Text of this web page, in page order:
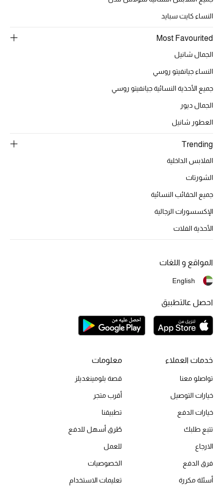
النساء كايت سبايد
Most Favourited
الجمال شانيل
النساء جيانفيتو روسي
جميع الأحذية النسائية جيانفيتو روسي
الجمال ديور
العطور شانيل
Trending
الملابس الداخلية
الشورتات
جميع الحقائب النسائية
الإكسسورات الرجالية
الأحذية الفلات
خدمات العملاء
تواصلو معنا
خيارات التوصيل
خيارات الدفع
تتبع طلبك
الارجاع
فرق الدفع
أسئلة مكررة
معلومات
قصة بلومينغديلز
أقرب متجر
تطبيقنا
طُرق أسهل للدفع
للعمل
الخصوصيات
تعليمات الاستخدام
المواقع و اللغات
English
احصل عالتطبيق